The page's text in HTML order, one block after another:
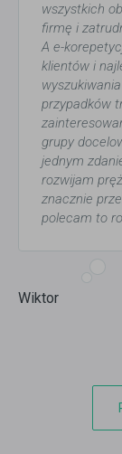
wszystkich
firmę i
A e-
klientów i
przypadków
grupy
jednym
rozwijam
znacznie
polecam to
Wiktor